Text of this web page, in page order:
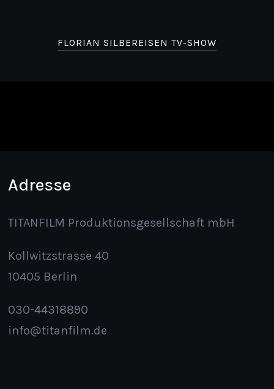
FLORIAN SILBEREISEN TV-SHOW
Adresse
TITANFILM Produktionsgesellschaft mbH
Kollwitzstrasse 40
10405 Berlin
030-44318890
info@titanfilm.de